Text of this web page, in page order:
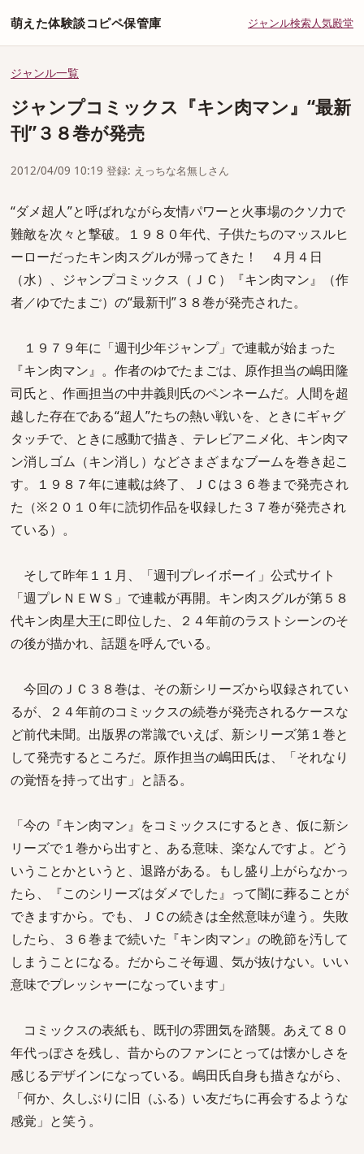
萌えた体験談コピペ保管庫 ジャンル検索人気殿堂
ジャンル一覧
ジャンプコミックス『キン肉マン』“最新
刊”３８巻が発売
2012/04/09 10:19 登録: えっちな名無しさん
“ダメ超人”と呼ばれながら友情パワーと火事場のクソ力で
難敵を次々と撃破。１９８０年代、子供たちのマッスルヒ
ーローだったキン肉スグルが帰ってきた！ ４月４日
（水）、ジャンプコミックス（ＪＣ）『キン肉マン』（作
者／ゆでたまご）の“最新刊”３８巻が発売された。
１９７９年に「週刊少年ジャンプ」で連載が始まった
『キン肉マン』。作者のゆでたまごは、原作担当の嶋田隆
司氏と、作画担当の中井義則氏のペンネームだ。人間を超
越した存在である“超人”たちの熱い戦いを、ときにギャグ
タッチで、ときに感動で描き、テレビアニメ化、キン肉マ
ン消しゴム（キン消し）などさまざまなブームを巻き起こ
す。１９８７年に連載は終了、ＪＣは３６巻まで発売され
た（※２０１０年に読切作品を収録した３７巻が発売され
ている）。
そして昨年１１月、「週刊プレイボーイ」公式サイト
「週プレＮＥＷＳ」で連載が再開。キン肉スグルが第５８
代キン肉星大王に即位した、２４年前のラストシーンのそ
の後が描かれ、話題を呼んでいる。
今回のＪＣ３８巻は、その新シリーズから収録されてい
るが、２４年前のコミックスの続巻が発売されるケースな
ど前代未聞。出版界の常識でいえば、新シリーズ第１巻と
して発売するところだ。原作担当の嶋田氏は、「それなり
の覚悟を持って出す」と語る。
「今の『キン肉マン』をコミックスにするとき、仮に新シ
リーズで１巻から出すと、ある意味、楽なんですよ。どう
いうことかというと、退路がある。もし盛り上がらなかっ
たら、『このシリーズはダメでした』って闇に葬ることが
できますから。でも、ＪＣの続きは全然意味が違う。失敗
したら、３６巻まで続いた『キン肉マン』の晩節を汚して
しまうことになる。だからこそ毎週、気が抜けない。いい
意味でプレッシャーになっています」
コミックスの表紙も、既刊の雰囲気を踏襲。あえて８０
年代っぽさを残し、昔からのファンにとっては懐かしさを
感じるデザインになっている。嶋田氏自身も描きながら、
「何か、久しぶりに旧（ふる）い友だちに再会するような
感覚」と笑う。